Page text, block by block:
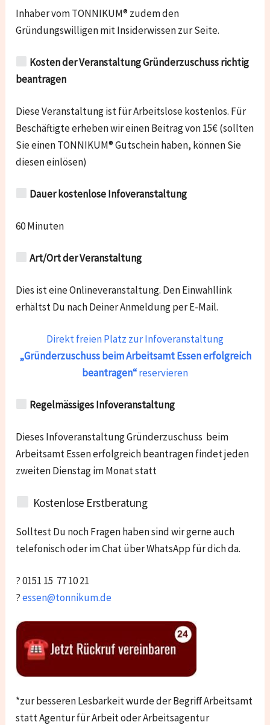
Inhaber vom TONNIKUM® zudem den
Gründungswilligen mit Insiderwissen zur Seite.
Kosten der Veranstaltung Gründerzuschuss richtig
beantragen
Diese Veranstaltung ist für Arbeitslose kostenlos. Für
Beschäftigte erheben wir einen Beitrag von 15€ (sollten
Sie einen TONNIKUM® Gutschein haben, können Sie
diesen einlösen)
Dauer kostenlose Infoveranstaltung
60 Minuten
Art/Ort der Veranstaltung
Dies ist eine Onlineveranstaltung. Den Einwahllink
erhältst Du nach Deiner Anmeldung per E-Mail.
Direkt freien Platz zur Infoveranstaltung
„Gründerzuschuss beim Arbeitsamt Essenerfolgreich
beantragen“reservieren
Regelmässiges Infoveranstaltung
Dieses Infoveranstaltung Gründerzuschuss beim
Arbeitsamt Essen erfolgreich beantragen findet jeden
zweiten Dienstag im Monat statt
Kostenlose Erstberatung
Solltest Du noch Fragen haben sind wir gerne auch
telefonisch oder im Chat über WhatsApp für dich da.
? 0151 15 77 10 21
?essen@tonnikum.de
*zur besseren Lesbarkeit wurde der Begriff Arbeitsamt
statt Agentur für Arbeit oder Arbeitsagentur